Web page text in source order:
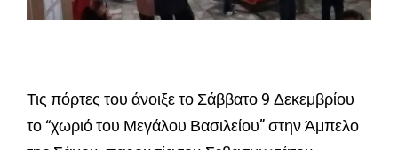
Τις πόρτες του άνοιξε το Σάββατο 9 Δεκεμβρίου
το “χωριό του Μεγάλου Βασιλείου” στην Άμπελο